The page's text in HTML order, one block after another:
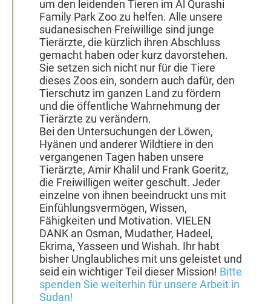
um den leidenden Tieren im Al Qurashi
Family Park Zoo zu helfen. Alle unsere
sudanesischen Freiwillige sind junge
Tierärzte, die kürzlich ihren Abschluss
gemacht haben oder kurz davorstehen.
Sie setzen sich nicht nur für die Tiere
dieses Zoos ein, sondern auch dafür, den
Tierschutz im ganzen Land zu fördern
und die öffentliche Wahrnehmung der
Tierärzte zu verändern.
Bei den Untersuchungen der Löwen,
Hyänen und anderer Wildtiere in den
vergangenen Tagen haben unsere
Tierärzte, Amir Khalil und Frank Goeritz,
die Freiwilligen weiter geschult. Jeder
einzelne von ihnen beeindruckt uns mit
Einfühlungsvermögen, Wissen,
Fähigkeiten und Motivation. VIELEN
DANK an Osman, Mudather, Hadeel,
Ekrima, Yasseen und Wishah. Ihr habt
bisher Unglaubliches mit uns geleistet und
seid ein wichtiger Teil dieser Mission! Bitte
spenden Sie weiterhin für unsere Arbeit in
Sudan!